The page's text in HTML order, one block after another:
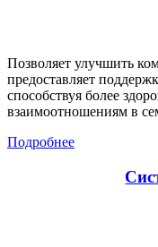
Позволяет улучшить
предоставляет
способствуя более
взаимоотношениям в
Подробнее